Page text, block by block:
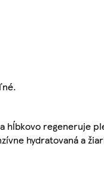
regeneruje
hydratovaná a